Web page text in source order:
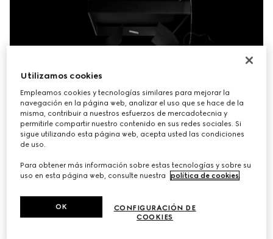
El exclusivo embalaje de Gucci refleja la sofisticación que
Utilizamos cookies
Empleamos cookies y tecnologías similares para mejorar la
navegación en la página web, analizar el uso que se hace de la
misma, contribuir a nuestros esfuerzos de mercadotecnia y
permitirle compartir nuestro contenido en sus redes sociales. Si
sigue utilizando esta página web, acepta usted las condiciones
de uso.
Para obtener más información sobre estas tecnologías y sobre su
uso en esta página web, consulte nuestra
política de cookies
CONFIGURACIÓN DE
COOKIES
OK